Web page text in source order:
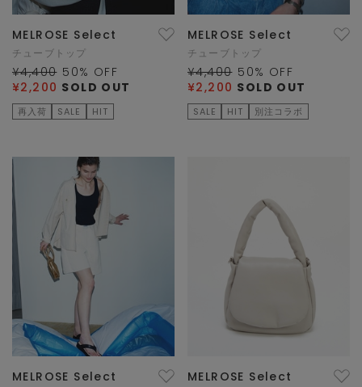
MELROSE Select
チューブトップ
¥4,400 50% OFF
¥2,200 SOLD OUT
再入荷 SALE HIT
MELROSE Select
チューブトップ
¥4,400 50% OFF
¥2,200 SOLD OUT
SALE HIT 別注コラボ
MELROSE Select MELROSE Select